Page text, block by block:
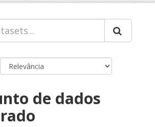
de dados